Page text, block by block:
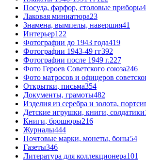
Посуда, фарфор, столовые приборы
Лаковая миниатюра23
Знамена, вымпелы, навершия41
Интерьер122
Фотографии до 1943 года419
Фотографии 1943-49 гг392
Фотографии после 1949 г.227
Фото Героев Советского союза246
Фото матросов и офицеров
Открытки, письма354
Документы, грамоты482
Изделия из серебра и золота,
Детские игрушки, книги, солдатики
Книги, брошюры216
Журналы444
Почтовые марки, монеты, боны54
Газеты346
Литература для коллекционера101